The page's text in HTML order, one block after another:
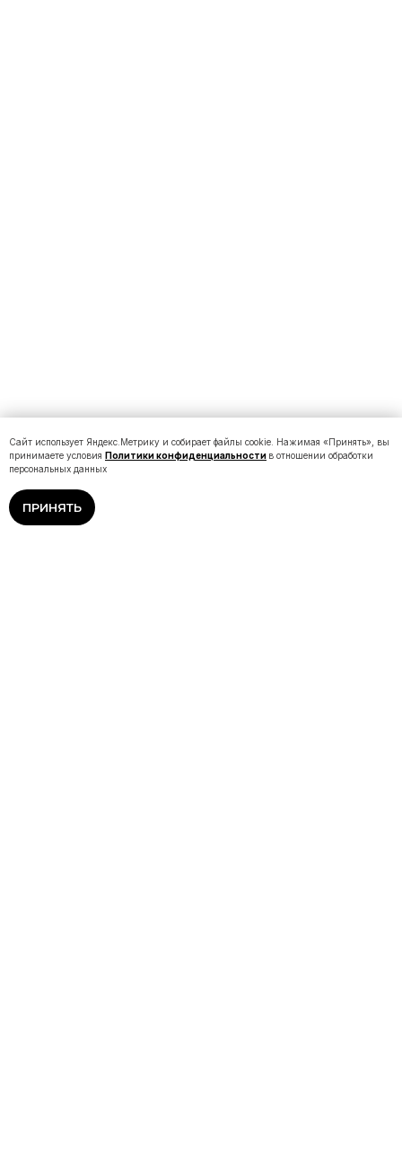
Сайт использует Яндекс.Метрику и собирает файлы cookie. Нажимая «Принять», вы
принимаете условия Политики конфиденциальности в отношении обработки
персональных данных
ПРИНЯТЬ